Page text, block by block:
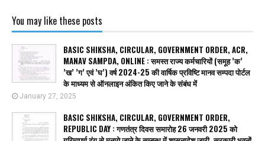
You may like these posts
BASIC SHIKSHA, CIRCULAR, GOVERNMENT ORDER, ACR,
MANAV SAMPDA, ONLINE : समस्त राज्य कर्मचारियों (समूह ’क’
’ख’ ’ग’ एवं ’घ’) वर्ष 2024-25 की वार्षिक प्रविष्टि मानव सम्पदा पोर्टल
के माध्यम से ऑनलाइन अंकित किए जाने के संबंध में
January 27, 2025
BASIC SHIKSHA, CIRCULAR, GOVERNMENT ORDER,
REPUBLIC DAY : गणतंत्र दिवस समारोह 26 जनवरी 2025 को